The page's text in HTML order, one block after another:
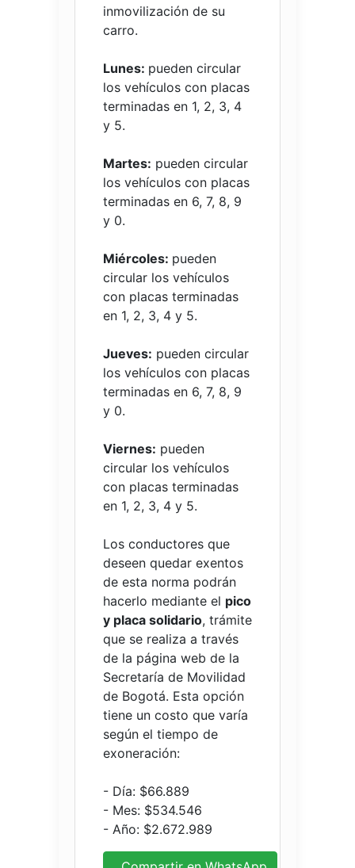
inmovilización de su
carro.
Lunes: pueden circular
los vehículos con placas
terminadas en 1, 2, 3, 4
y 5.
Martes: pueden circular
los vehículos con placas
terminadas en 6, 7, 8, 9
y 0.
Miércoles: pueden
circular los vehículos
con placas terminadas
en 1, 2, 3, 4 y 5.
Jueves: pueden circular
los vehículos con placas
terminadas en 6, 7, 8, 9
y 0.
Viernes: pueden
circular los vehículos
con placas terminadas
en 1, 2, 3, 4 y 5.
Los conductores que
deseen quedar exentos
de esta norma podrán
hacerlo mediante el pico
y placa solidario, trámite
que se realiza a través
de la página web de la
Secretaría de Movilidad
de Bogotá. Esta opción
tiene un costo que varía
según el tiempo de
exoneración:
- Día: $66.889
- Mes: $534.546
- Año: $2.672.989